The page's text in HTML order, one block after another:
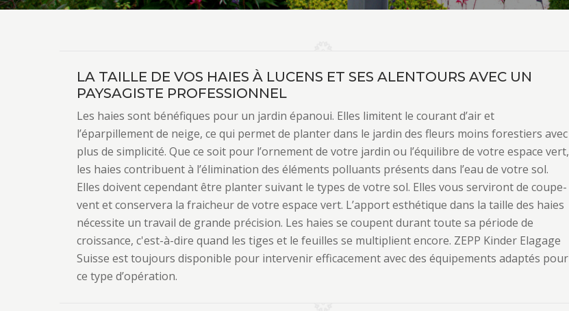
LA TAILLE DE VOS HAIES À LUCENS ET SES ALENTOURS AVEC UN
PAYSAGISTE PROFESSIONNEL
Les haies sont bénéfiques pour un jardin épanoui. Elles limitent le courant d’air et
l’éparpillement de neige, ce qui permet de planter dans le jardin des fleurs moins forestiers avec
plus de simplicité. Que ce soit pour l’ornement de votre jardin ou l’équilibre de votre espace vert,
les haies contribuent à l’élimination des éléments polluants présents dans l’eau de votre sol.
Elles doivent cependant être planter suivant le types de votre sol. Elles vous serviront de coupe-
vent et conservera la fraicheur de votre espace vert. L’apport esthétique dans la taille des haies
nécessite un travail de grande précision. Les haies se coupent durant toute sa période de
croissance, c'est-à-dire quand les tiges et le feuilles se multiplient encore. ZEPP Kinder Elagage
Suisse est toujours disponible pour intervenir efficacement avec des équipements adaptés pour
ce type d’opération.